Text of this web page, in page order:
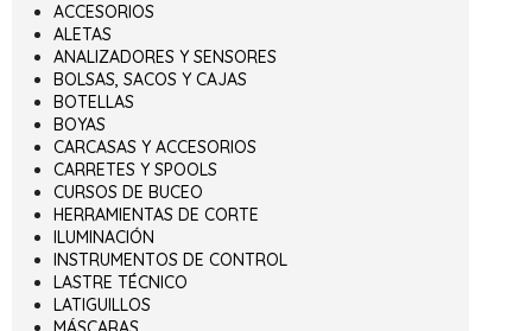
ACCESORIOS
ALETAS
ANALIZADORES Y SENSORES
BOLSAS, SACOS Y CAJAS
BOTELLAS
BOYAS
CARCASAS Y ACCESORIOS
CARRETES Y SPOOLS
CURSOS DE BUCEO
HERRAMIENTAS DE CORTE
ILUMINACIÓN
INSTRUMENTOS DE CONTROL
LASTRE TÉCNICO
LATIGUILLOS